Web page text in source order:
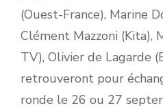
(Ouest-France), Marine
Clément Mazzoni (Kita),
TV), Olivier de Lagarde
retrouveront pour
ronde le 26 ou 27